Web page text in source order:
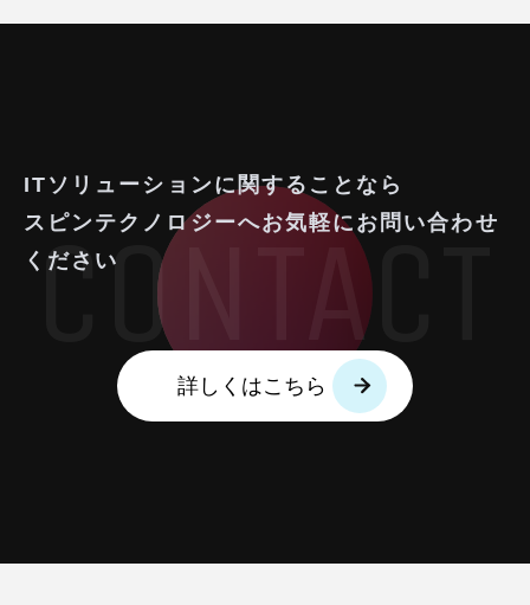
ITソリューションに関することなら
スピンテクノロジーへお気軽にお問い合わせ
ください
詳しくはこちら